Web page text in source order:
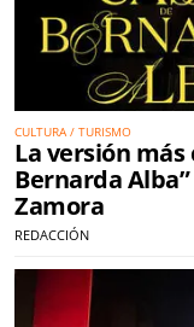
CULTURA / TURISMO
La versión más
Bernarda
Zamora
REDACCIÓN